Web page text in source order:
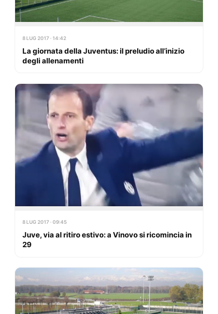
8 LUG 2017 · 14:42
La giornata della Juventus: il preludio all’inizio
degli allenamenti
8 LUG 2017 · 09:45
Juve, via al ritiro estivo: a Vinovo si ricomincia in
29